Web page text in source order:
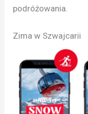
podróżowania.
Zima w Szwajcarii